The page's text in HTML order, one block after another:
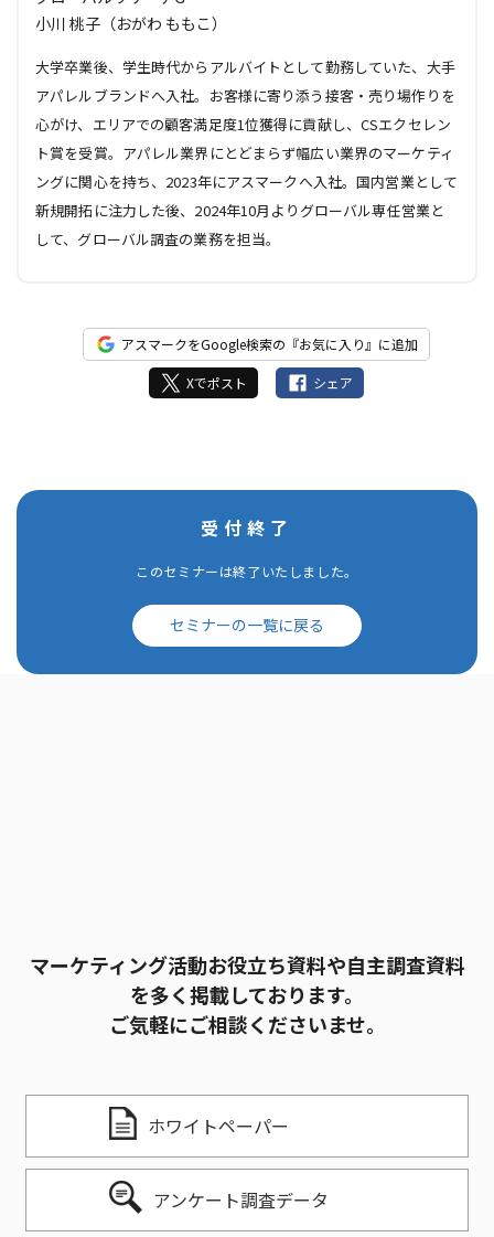
小川 桃子（おがわ ももこ）
大学卒業後、学生時代からアルバイトとして勤務していた、大手
アパレルブランドへ入社。お客様に寄り添う接客・売り場作りを
心がけ、エリアでの顧客満足度1位獲得に貢献し、CSエクセレン
ト賞を受賞。アパレル業界にとどまらず幅広い業界のマーケティ
ングに関心を持ち、2023年にアスマークへ入社。国内営業として
新規開拓に注力した後、2024年10月よりグローバル専任営業と
して、グローバル調査の業務を担当。
アスマークをGoogle検索の『お気に入り』に追加
Xでポスト シェア
受付終了
このセミナーは終了いたしました。
セミナーの一覧に戻る
マーケティング活動お役立ち資料や自主調査資料
を多く掲載しております。
ご気軽にご相談くださいませ。
ホワイトペーパー
アンケート調査データ